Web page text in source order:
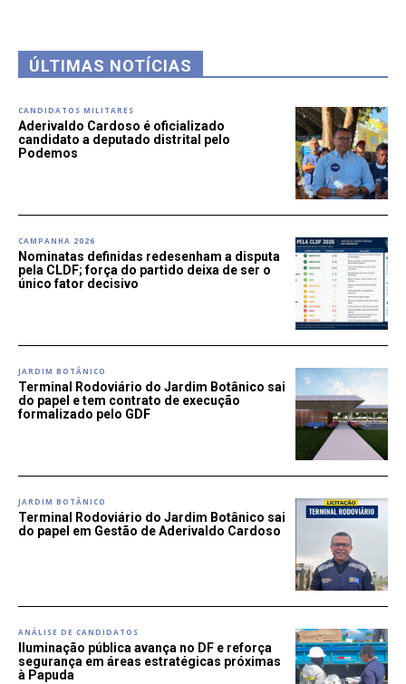
ÚLTIMAS NOTÍCIAS
CANDIDATOS MILITARES
Aderivaldo Cardoso é oficializado
candidato a deputado distrital pelo
Podemos
CAMPANHA 2026
Nominatas definidas redesenham a disputa
pela CLDF; força do partido deixa de ser o
único fator decisivo
JARDIM BOTÂNICO
Terminal Rodoviário do Jardim Botânico sai
do papel e tem contrato de execução
formalizado pelo GDF
JARDIM BOTÂNICO
Terminal Rodoviário do Jardim Botânico sai
do papel em Gestão de Aderivaldo Cardoso
ANÁLISE DE CANDIDATOS
Iluminação pública avança no DF e reforça
segurança em áreas estratégicas próximas
à Papuda